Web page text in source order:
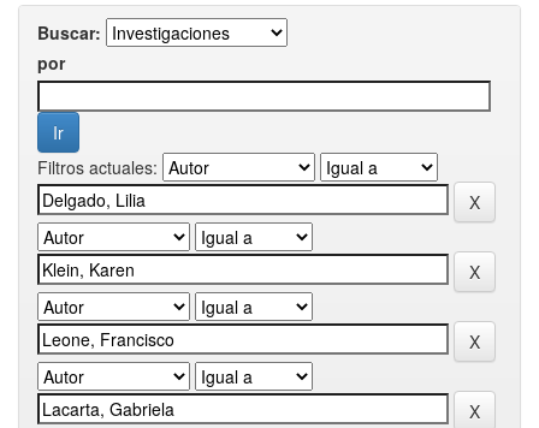
Buscar:
por
Filtros actuales: